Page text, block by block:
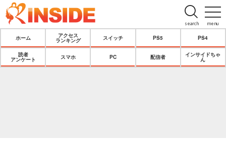
menu
search
ホーム
アクセス
ランキング
スイッチ PS5 PS4
読者
アンケート
スマホ PC 配信者
インサイドちゃ
ん